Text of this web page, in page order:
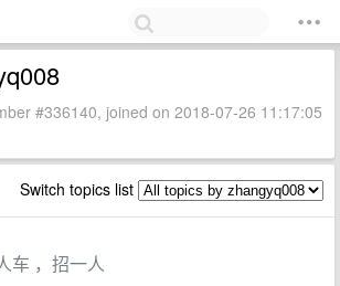
#336140, joined on 2018-07-26 11:17:05
Switch topics list
车 ，招一人